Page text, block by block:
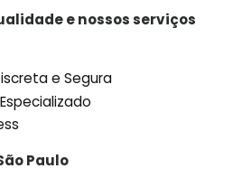
e nossos serviços
e Segura
Paulo